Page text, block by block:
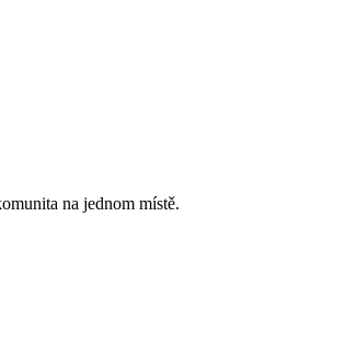
na jednom místě.